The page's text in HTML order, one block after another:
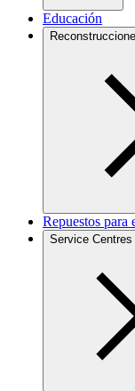
Educación
Repuestos para
Service